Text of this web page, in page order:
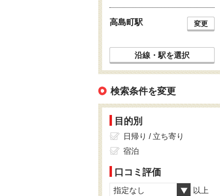
高島町駅 変更
沿線・駅を選択
検索条件を変更
目的別
日帰り / 立ち寄り
宿泊
口コミ評価
指定なし 以上